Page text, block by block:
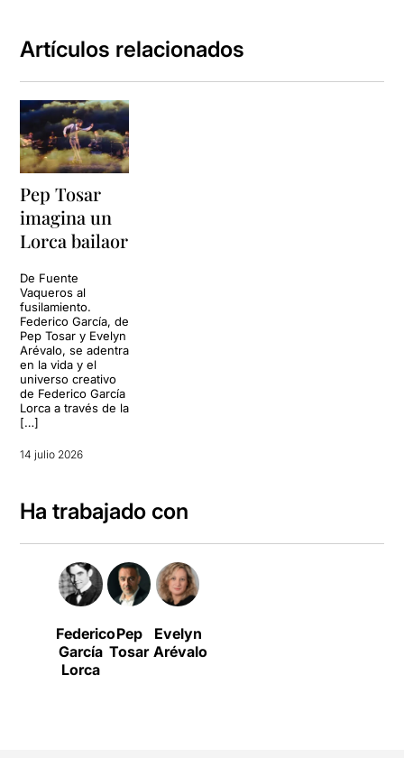
Artículos relacionados
Pep Tosar
imagina un
Lorca bailaor
De Fuente
Vaqueros al
fusilamiento.
Federico García, de
Pep Tosar y Evelyn
Arévalo, se adentra
en la vida y el
universo creativo
de Federico García
Lorca a través de la
[…]
14 julio 2026
Ha trabajado con
Federico
García
Lorca
Pep
Tosar
Evelyn
Arévalo